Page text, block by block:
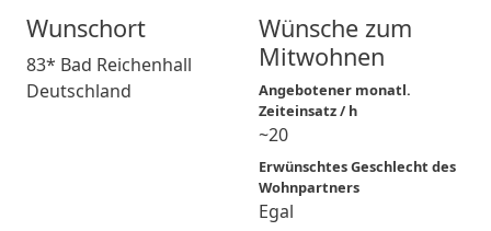
Wunschort
83* Bad Reichenhall
Deutschland
Wünsche zum
Mitwohnen
Angebotener monatl.
Zeiteinsatz / h
~20
Erwünschtes Geschlecht des
Wohnpartners
Egal